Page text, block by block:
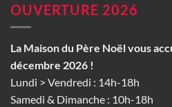
OUVERTURE 2026
La Maison du Père Noël vous
décembre 2026 !
Lundi > Vendredi : 14h-18h
Samedi & Dimanche : 10h-18h